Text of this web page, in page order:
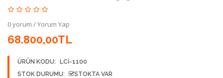
0 yorum /Yorum Yap
68.800,00TL
ÜRÜN KODU:
LCİ-1100
STOK DURUMU:
STOKTA VAR